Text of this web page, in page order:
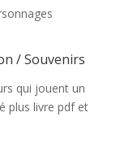
/ Souvenirs
qui jouent un
plus livre pdf et